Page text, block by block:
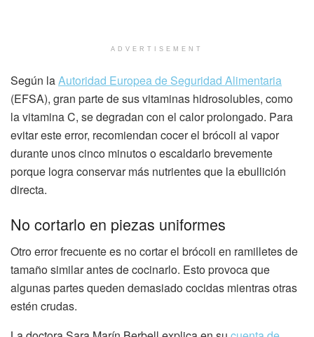
ADVERTISEMENT
Según laAutoridad Europea de Seguridad Alimentaria
(EFSA), gran parte de sus vitaminas hidrosolubles, como
la vitamina C, se degradan con el calor prolongado. Para
evitar este error, recomiendan cocer el brócoli al vapor
durante unos cinco minutos o escaldarlo brevemente
porque logra conservar más nutrientes que la ebullición
directa.
No cortarlo en piezas uniformes
Otro error frecuente es no cortar el brócoli en ramilletes de
tamaño similar antes de cocinarlo. Esto provoca que
algunas partes queden demasiado cocidas mientras otras
estén crudas.